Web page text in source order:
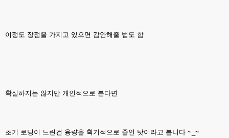
이정도 장점을 가지고 있으면 감안해줄 법도 함
확실하지는 않지만 개인적으로 본다면
초기 로딩이 느린건 용량을 획기적으로 줄인 탓이라고 봅니다 ~_~